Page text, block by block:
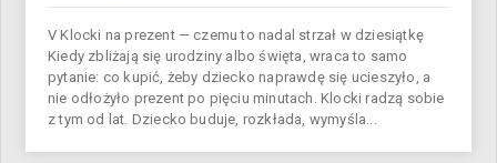
V Klocki na prezent — czemu to nadal strzał w dziesiątkę
Kiedy zbliżają się urodziny albo święta, wraca to samo
pytanie: co kupić, żeby dziecko naprawdę się ucieszyło, a
nie odłożyło prezent po pięciu minutach. Klocki radzą sobie
z tym od lat. Dziecko buduje, rozkłada, wymyśla...